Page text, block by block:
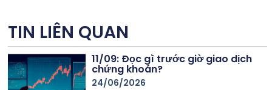
TIN LIÊN QUAN
11/09: Đọc gì trước giờ giao dịch
chứng khoán?
24/06/2026